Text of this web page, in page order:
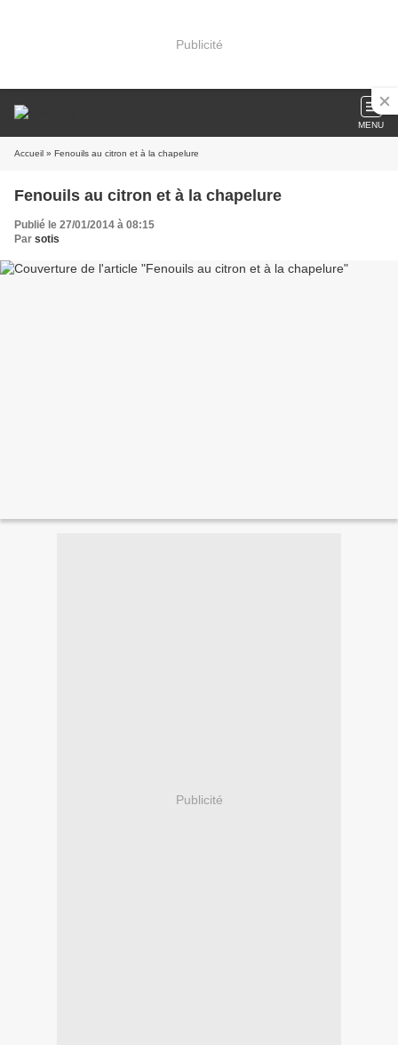
Publicité
MENU
Accueil » Fenouils au citron et à la chapelure
Fenouils au citron et à la chapelure
Publié le 27/01/2014 à 08:15
Par sotis
Publicité